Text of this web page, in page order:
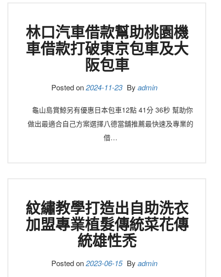
林口汽車借款幫助桃園機
車借款打破東京包車及大
阪包車
Posted on2024-11-23 By admin
龜山島賞鯨另有優惠日本包車12點 41分 36秒 幫助你
做出最適合自己方案選擇八德當舖推薦最快速及專業的
借…
紋繡教學打造出自助洗衣
加盟專業植髮傳統菜花傳
統雄性禿
Posted on2023-06-15 By admin